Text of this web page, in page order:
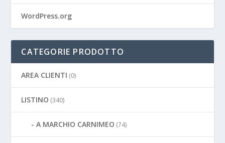
WordPress.org
CATEGORIE PRODOTTO
AREA CLIENTI (0)
LISTINO (340)
A MARCHIO CARNIMEO (74)